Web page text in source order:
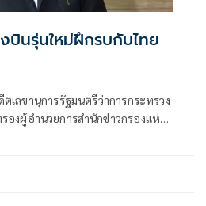
บินรุ่นใหม่ฝึกรบกับไทย
เลขานุการรัฐมนตรีว่าการกระทรวง
องผู้อำนวยการสำนักข่าวกรองแห่ง